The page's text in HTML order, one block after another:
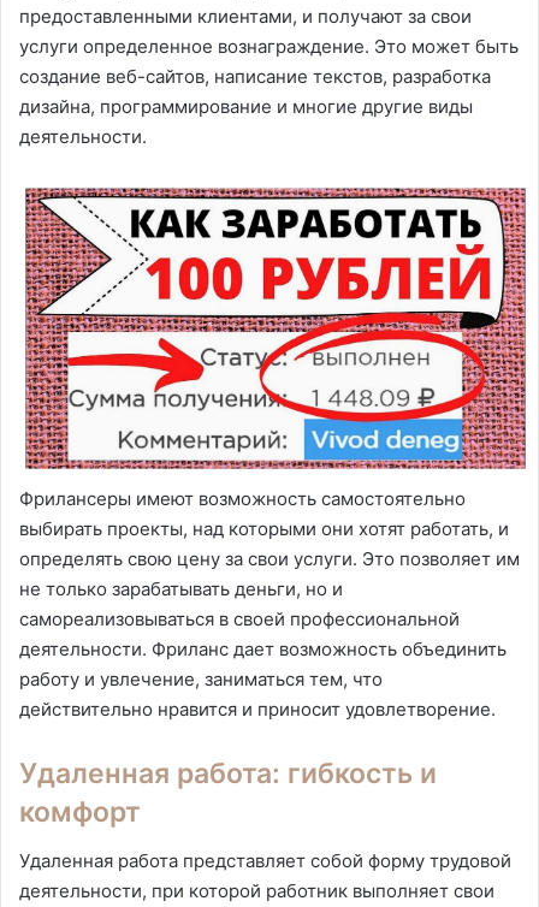
предоставленными клиентами, и получают за свои
услуги определенное вознаграждение. Это может быть
создание веб-сайтов, написание текстов, разработка
дизайна, программирование и многие другие виды
деятельности.
Фрилансеры имеют возможность самостоятельно
выбирать проекты, над которыми они хотят работать, и
определять свою цену за свои услуги. Это позволяет им
не только зарабатывать деньги, но и
самореализовываться в своей профессиональной
деятельности. Фриланс дает возможность объединить
работу и увлечение, заниматься тем, что
действительно нравится и приносит удовлетворение.
Удаленная работа: гибкость и
комфорт
Удаленная работа представляет собой форму трудовой
деятельности, при которой работник выполняет свои